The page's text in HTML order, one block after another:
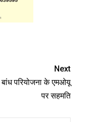
Next
बांध परियोजना के एमओयू
पर सहमति